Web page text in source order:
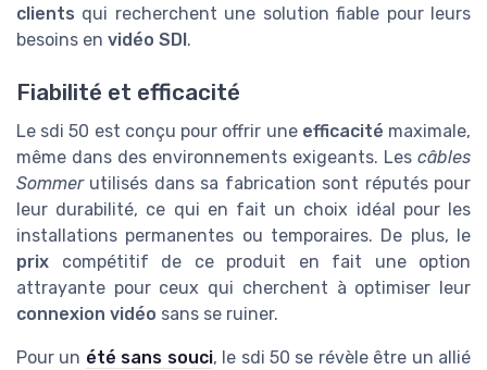
clients qui recherchent une solution fiable pour leurs
besoins en vidéo SDI .
Fiabilité et efficacité
Le sdi 50 est conçu pour offrir une efficacité maximale,
même dans des environnements exigeants. Les câbles
Sommerutilisés dans sa fabrication sont réputés pour
leur durabilité, ce qui en fait un choix idéal pour les
installations permanentes ou temporaires. De plus, le
prix compétitif de ce produit en fait une option
attrayante pour ceux qui cherchent à optimiser leur
connexion vidéo sans se ruiner.
Pour un été sans souci, le sdi 50 se révèle être un allié